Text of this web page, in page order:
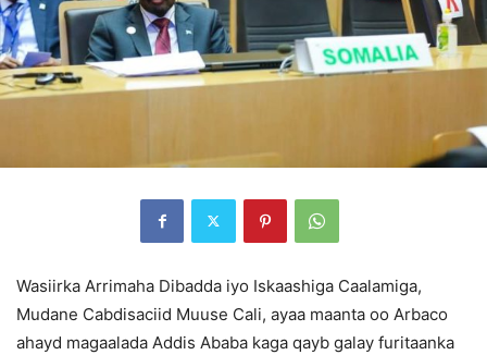
Wasiirka Arrimaha Dibadda iyo Iskaashiga Caalamiga,
Mudane Cabdisaciid Muuse Cali, ayaa maanta oo Arbaco
ahayd magaalada Addis Ababa kaga qayb galay furitaanka